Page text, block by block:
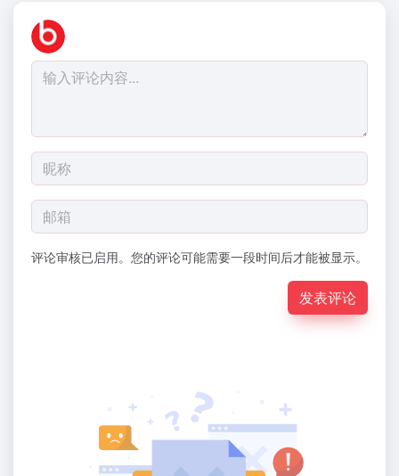
评论审核已启用。您的评论可能需要一段时间后才能被显示。
发表评论